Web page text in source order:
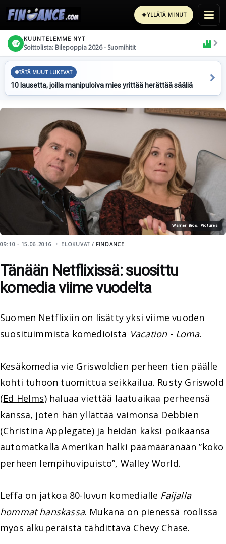
✦YLLÄTÄ MINUT
KUUNTELEMME NYT
Soittolista: Bilepoppia 2026 - Suomihitit
TÄTÄ MUUT LUKEVAT
10 lausetta, joilla manipuloiva mies yrittää herättää sääliä
Warner Bros. Pictures
09:10 - 15.06.2016 ELOKUVAT / FINDANCE
Tänään Netflixissä: suosittu
komedia viime vuodelta
Suomen Netflixiin on lisätty yksi viime vuoden
suosituimmista komedioista Vacation- Loma.
Kesäkomedia vie Griswoldien perheen tien päälle
kohti tuhoon tuomittua seikkailua. Rusty Griswold
(Ed Helms) haluaa viettää laatuaikaa perheensä
kanssa, joten hän yllättää vaimonsa Debbien
(Christina Applegate) ja heidän kaksi poikaansa
automatkalla Amerikan halki päämääränään ”koko
perheen lempihuvipuisto”, Walley World.
Leffa on jatkoa 80-luvun komedialle Faijalla
hommat hanskassa. Mukana on pienessä roolissa
myös alkuperäistä tähdittävä Chevy Chase.